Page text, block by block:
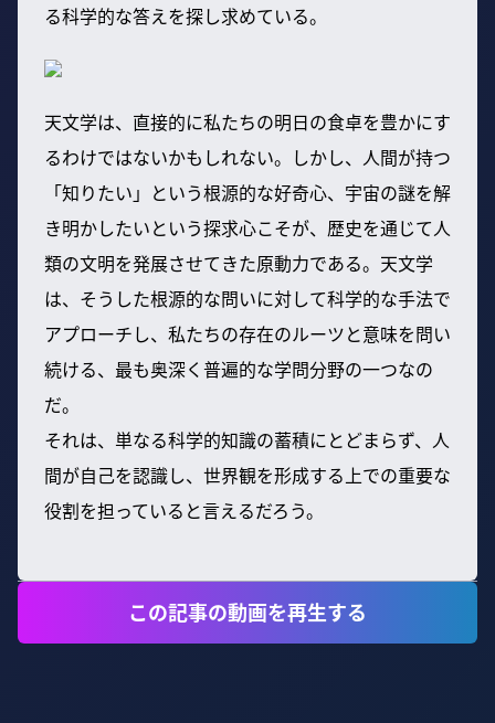
る科学的な答えを探し求めている。
天文学は、直接的に私たちの明日の食卓を豊かにす
るわけではないかもしれない。しかし、人間が持つ
「知りたい」という根源的な好奇心、宇宙の謎を解
き明かしたいという探求心こそが、歴史を通じて人
類の文明を発展させてきた原動力である。天文学
は、そうした根源的な問いに対して科学的な手法で
アプローチし、私たちの存在のルーツと意味を問い
続ける、最も奥深く普遍的な学問分野の一つなの
だ。
それは、単なる科学的知識の蓄積にとどまらず、人
間が自己を認識し、世界観を形成する上での重要な
役割を担っていると言えるだろう。
この記事の動画を再生する